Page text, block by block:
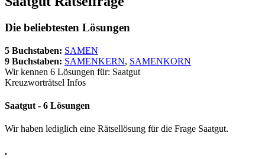
Die beliebtesten Lösungen
5 Buchstaben: SAMEN
9 Buchstaben: SAMENKERN, SAMENKORN
Wir kennen 6 Lösungen für: Saatgut
Kreuzworträtsel Infos
Saatgut - 6 Lösungen
Wir haben lediglich eine Rätsellösung für die Frage Saatgut.
.